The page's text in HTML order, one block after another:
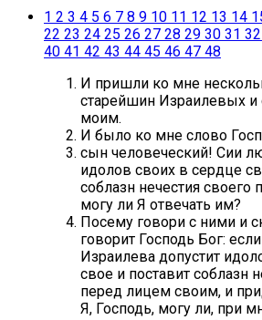
1 2 3 4 5 6 7 8 9 10 11 12 13 14
22 23 24 25 26 27 28 29 30 31 32
40 41 42 43 44 45 46 47 48
И пришли ко мне
старейшин Израилевых
моим.
И было ко мне слово
сын человеческий! Сии
идолов своих в сердце
соблазн нечестия
могу ли Я отвечать им?
Посему говори с ними и
говорит Господь Бог:
Израилева допустит
свое и поставит соблазн
перед лицем своим, и
Я, Господь, могу ли, при